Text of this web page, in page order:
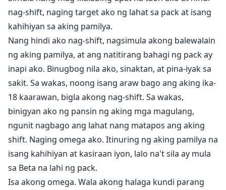
nag-shift, naging target ako ng lahat sa pack at isang
kahihiyan sa aking pamilya.
Nang hindi ako nag-shift, nagsimula akong balewalain
ng aking pamilya, at ang natitirang bahagi ng pack ay
inapi ako. Binugbog nila ako, sinaktan, at pina-iyak sa
sakit. Sa wakas, noong isang araw bago ang aking ika-
18 kaarawan, bigla akong nag-shift. Sa wakas,
binigyan ako ng pansin ng aking mga magulang,
ngunit nagbago ang lahat nang matapos ang aking
shift. Naging omega ako. Itinuring ng aking pamilya na
isang kahihiyan at kasiraan iyon, lalo na't sila ay mula
sa Beta na lahi ng pack.
Isa akong omega. Wala akong halaga kundi parang